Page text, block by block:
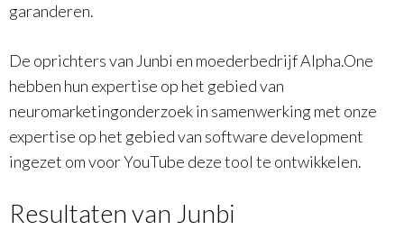
garanderen.
De oprichters van Junbi en moederbedrijf Alpha.One
hebben hun expertise op het gebied van
neuromarketingonderzoek in samenwerking met onze
expertise op het gebied van software development
ingezet om voor YouTube deze tool te ontwikkelen.
Resultaten van Junbi